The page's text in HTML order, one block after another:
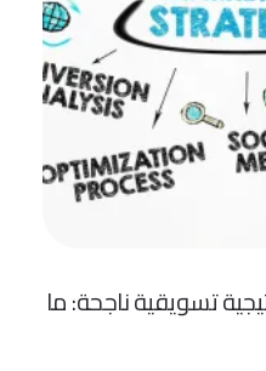
تسويقية ناجحة: ما